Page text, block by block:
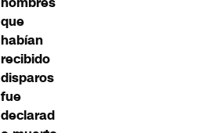
que
habían
recibido
disparos
fue
declarad